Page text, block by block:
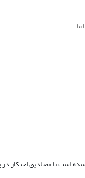
است تا مصادیق احتکار در